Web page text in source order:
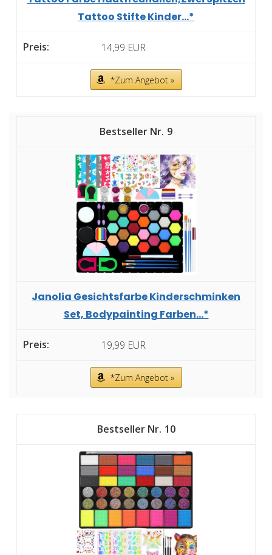
Tattoo Stifte Kinder...*
14,99 EUR
*Zum Angebot »
9
Janolia Gesichtsfarbe Kinderschminken
Set, Bodypainting Farben...*
19,99 EUR
*Zum Angebot »
10